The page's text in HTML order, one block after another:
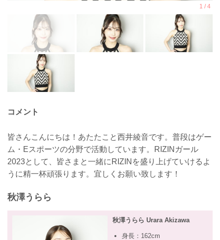
コメント
皆さんこんにちは！あたたこと西井綾音です。普段はゲー
ム・Eスポーツの分野で活動しています。RIZINガール
2023として、皆さまと一緒にRIZINを盛り上げていけるよ
うに精一杯頑張ります。宜しくお願い致します！
秋澤うらら
秋澤うらら Urara Akizawa
身長：162cm